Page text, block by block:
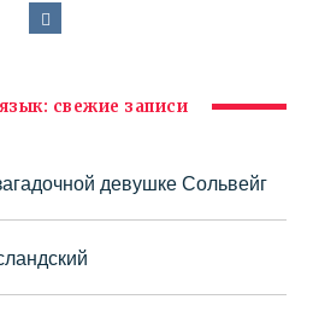
свежие записи
девушке Сольвейг